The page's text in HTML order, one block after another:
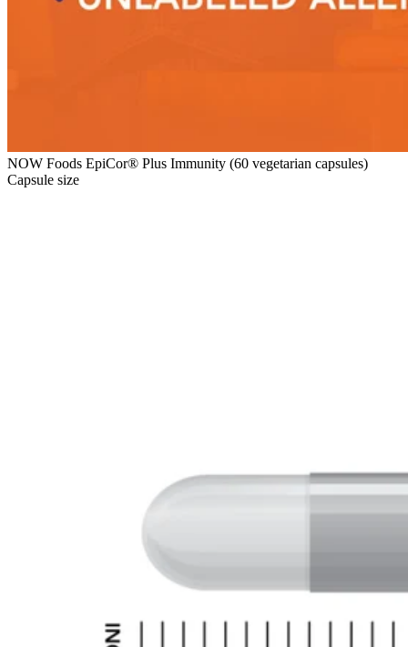
NOW Foods EpiCor® Plus Immunity (60 vegetarian capsules)
Capsule size